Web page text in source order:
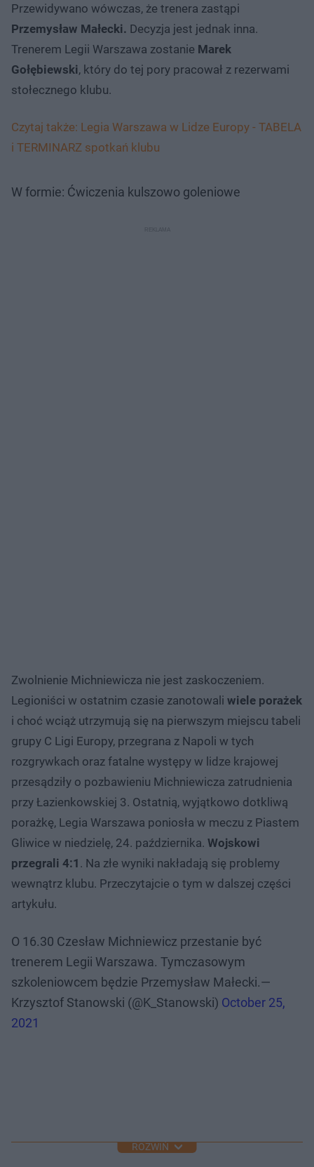
Przewidywano wówczas, że trenera zastąpi
Przemysław Małecki. Decyzja jest jednak inna.
Trenerem Legii Warszawa zostanie Marek
Gołębiewski, który do tej pory pracował z rezerwami
stołecznego klubu.
Czytaj także: Legia Warszawa w Lidze Europy - TABELA
i TERMINARZ spotkań klubu
W formie: Ćwiczenia kulszowo goleniowe
Zwolnienie Michniewicza nie jest zaskoczeniem.
Legioniści w ostatnim czasie zanotowali wiele porażek
i choć wciąż utrzymują się na pierwszym miejscu tabeli
grupy C Ligi Europy, przegrana z Napoli w tych
rozgrywkach oraz fatalne występy w lidze krajowej
przesądziły o pozbawieniu Michniewicza zatrudnienia
przy Łazienkowskiej 3. Ostatnią, wyjątkowo dotkliwą
porażkę, Legia Warszawa poniosła w meczu z Piastem
Gliwice w niedzielę, 24. października. Wojskowi
przegrali 4:1 . Na złe wyniki nakładają się problemy
wewnątrz klubu. Przeczytajcie o tym w dalszej części
artykułu.
O 16.30 Czesław Michniewicz przestanie być
trenerem Legii Warszawa. Tymczasowym
szkoleniowcem będzie Przemysław Małecki.—
Krzysztof Stanowski (@K_Stanowski) October 25,
2021
ROZWIŃ